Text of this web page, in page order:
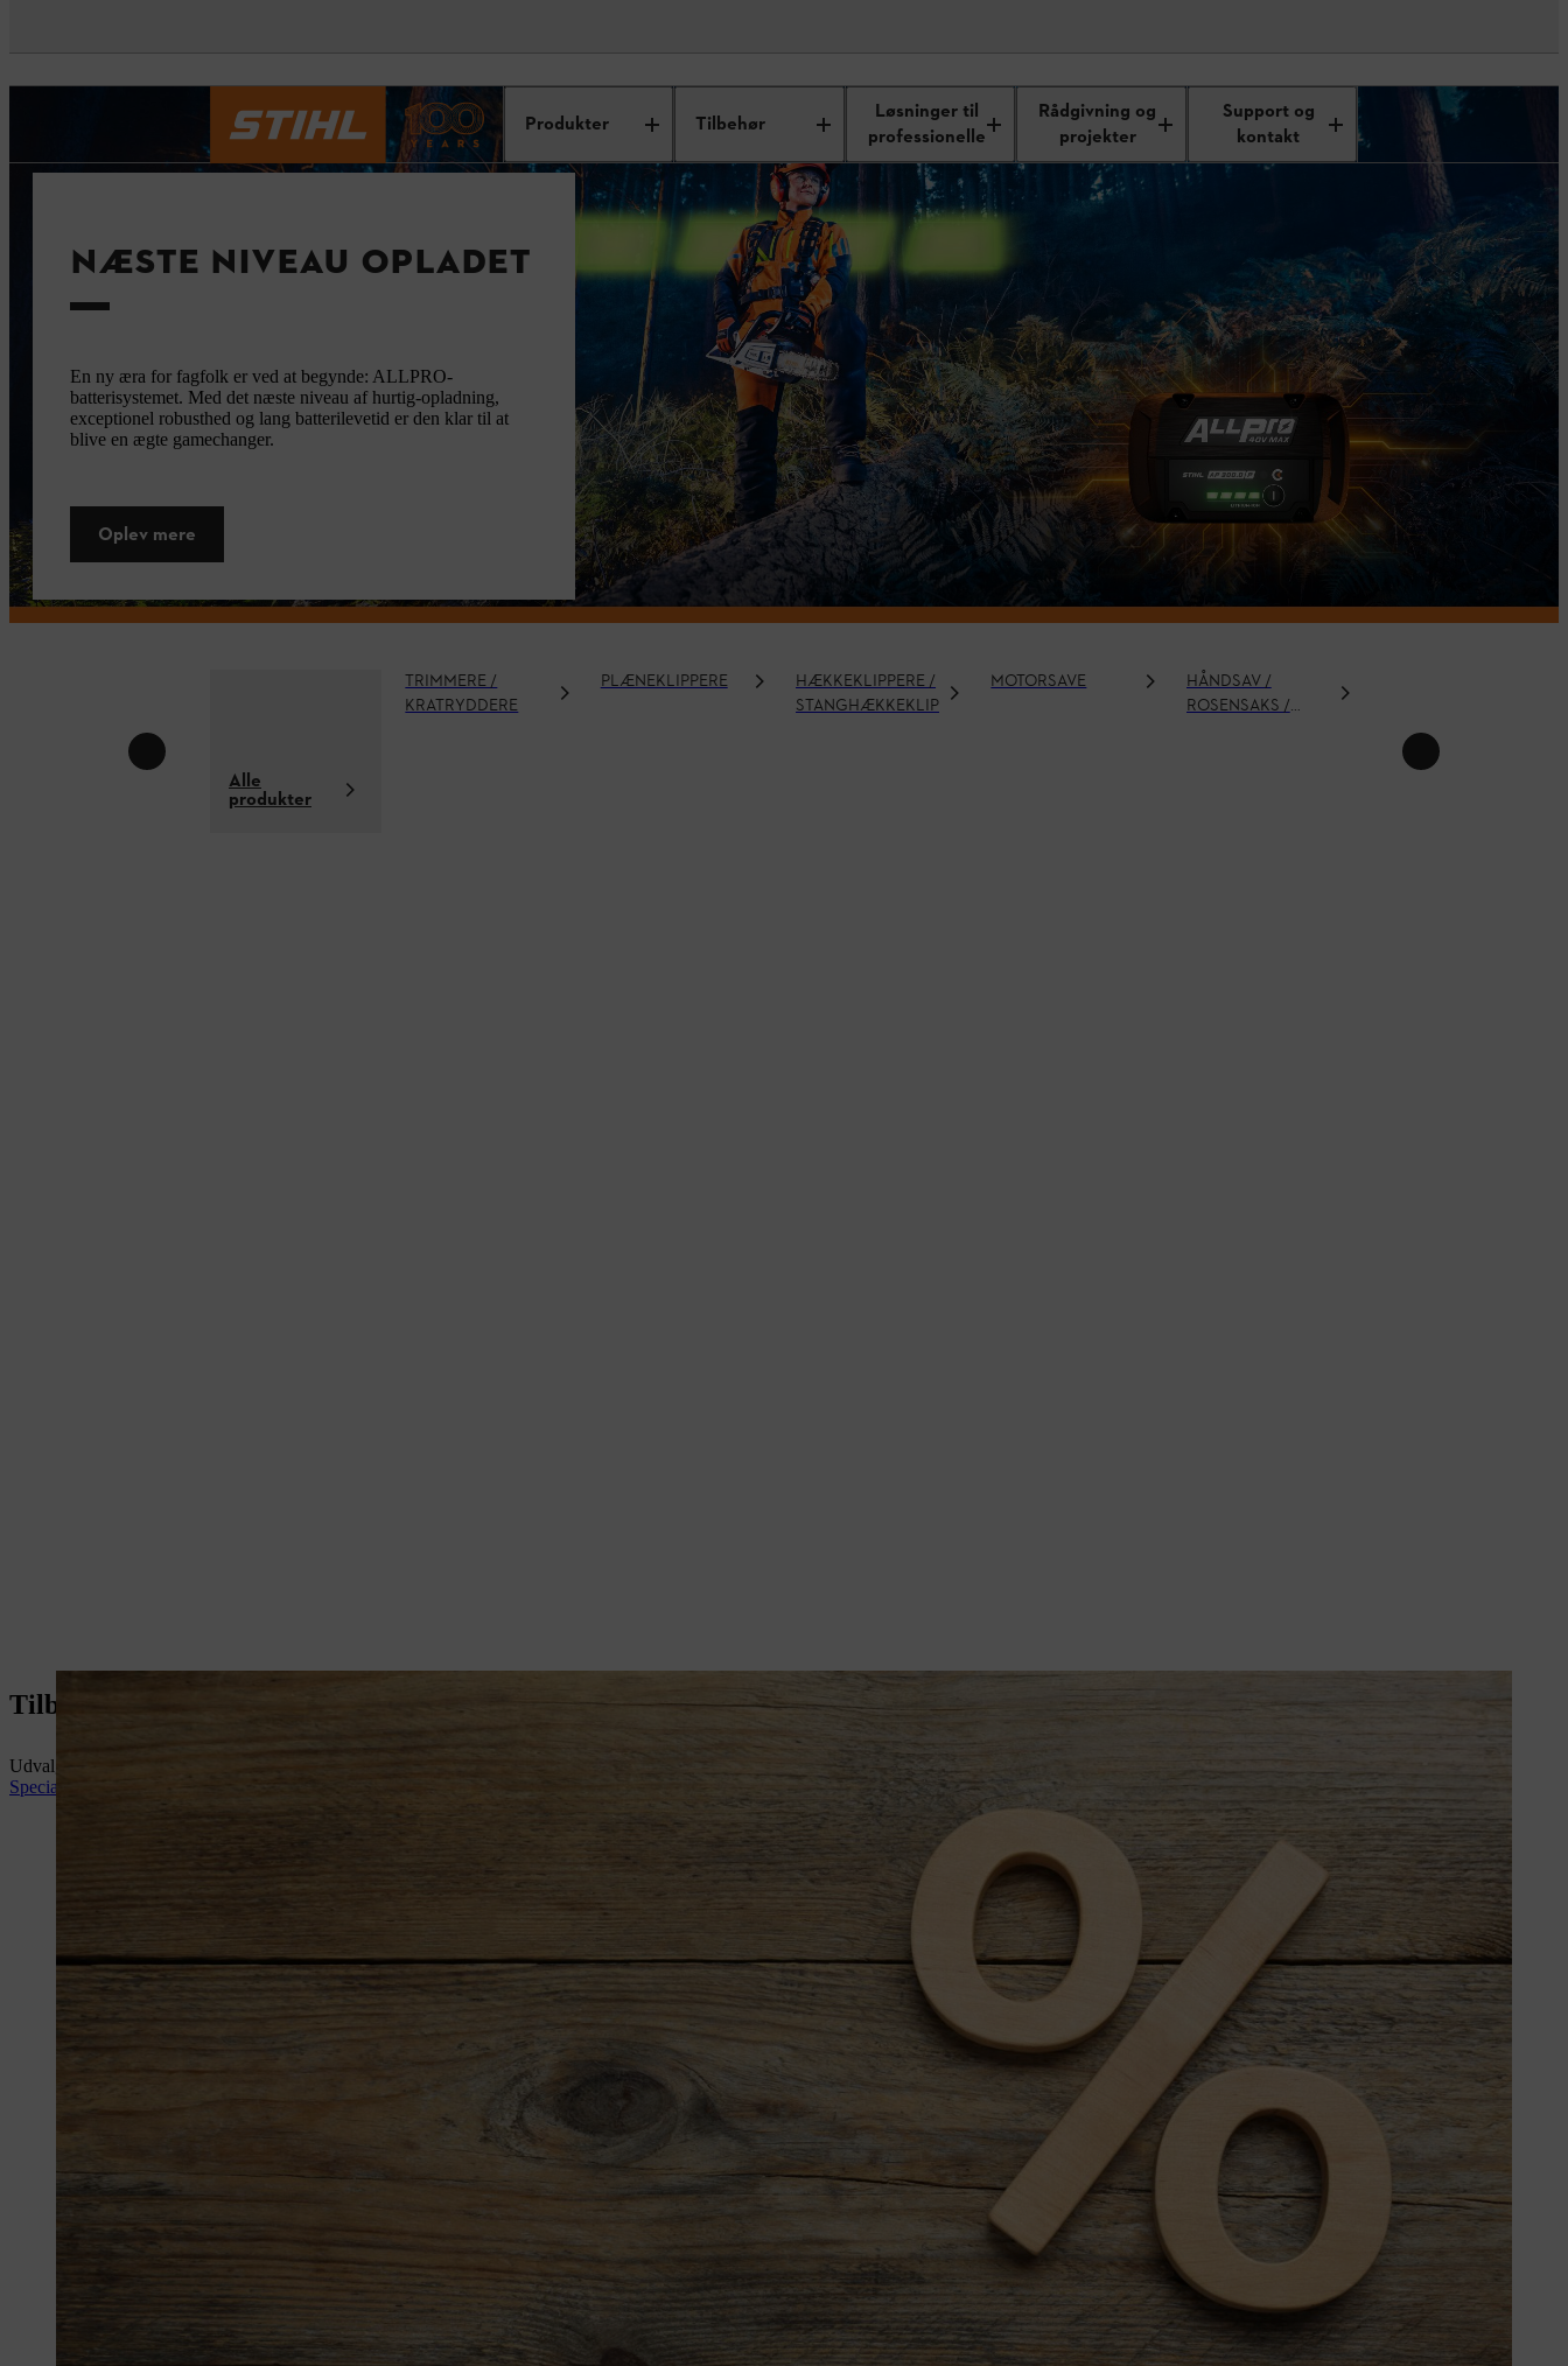
Produkter Tilbehør
Løsninger til
professionelle
Rådgivning og
projekter
Support og
kontakt
NÆSTE NIVEAU OPLADET
En ny æra for fagfolk er ved at begynde: ALLPRO-
batterisystemet. Med det næste niveau af hurtig-opladning,
exceptionel robusthed og lang batterilevetid er den klar til at
blive en ægte gamechanger.
Oplev mere
Alle
produkter
TRIMMERE /
KRATRYDDERE
PLÆNEKLIPPERE
HÆKKEKLIPPERE /
STANGHÆKKEKLIPPERE
MOTORSAVE
HÅNDSAV /
ROSENSAKS /
Tilbud
Udvalgte tilbud. Samme STIHL-kvalitet – til en bedre pris.
Specialtillbud